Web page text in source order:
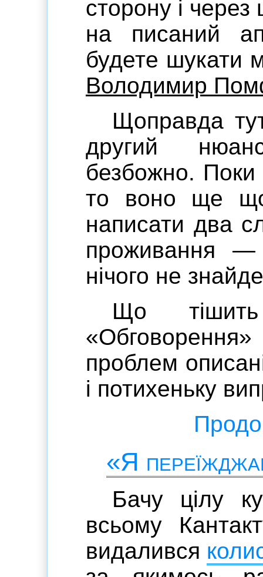
сторону і
на писаний
будете шукати
Володимир
Щоправда
другий
безбожно.
то воно ще
написати два
проживання
нічого не
Що
проблем
і потихеньку
«Я
Бачу цілу
всьому
видалився